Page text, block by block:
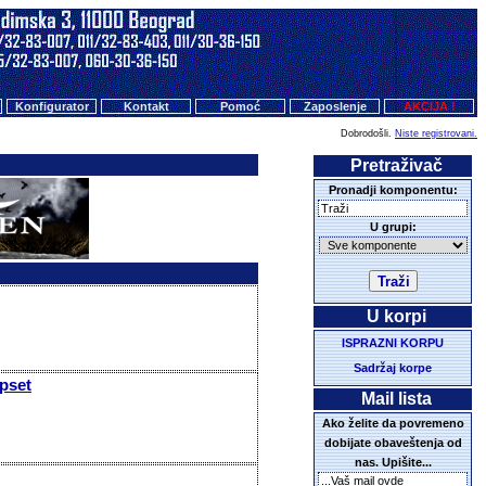
Konfigurator Kontakt Pomoć Zaposlenje AKCIJA !
Dobrodošli. Niste registrovani.
Pretraživač
Pronadji komponentu:
U grupi:
U korpi
ISPRAZNI KORPU
Sadržaj korpe
Mail lista
Ako želite da povremeno
dobijate obaveštenja od
nas. Upišite...